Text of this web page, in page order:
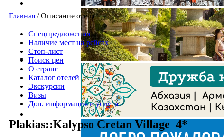
Главная /Описание отеля
Спецпредложения
Наличие мест на рейсах
Стоп-лист
Поиск цен
О стране
Каталог отелей
Экскурсии
Визы
Доп. информация и услуги
Plakias::Kalypso Cretan Village 4*